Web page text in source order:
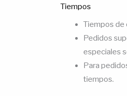
Tiempos
Tiempos de
Pedidos
especiales
Para
tiempos.